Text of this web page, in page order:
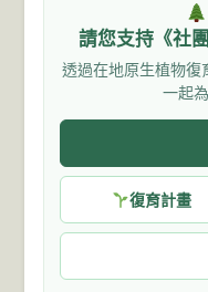
請您支持《社
透過在地原生植物復
一起
復育計畫